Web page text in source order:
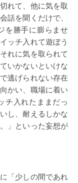
れて、他に気を取
話を聞くだけで、
を勝手に膨らませ
ッチ入れて遊ぼう
れに気を取られて
いかないといけな
逃げられない存在
かい、職場に着い
チ入れたままだっ
し、耐えるしかな
」といった妄想が
「少しの間であれ